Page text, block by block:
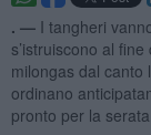
. — I tangheri
s’istruiscono al
milongas dal canto
ordinano
pronto per la serata.